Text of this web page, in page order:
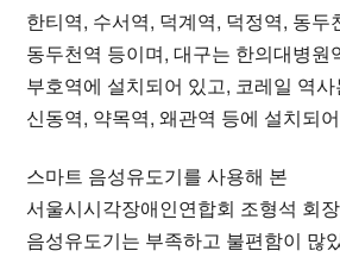
한티역, 수서역, 덕계역, 덕정역, 동두
동두천역 등이며, 대구는 한의대병원
부호역에 설치되어 있고, 코레일 역
신동역, 약목역, 왜관역 등에 설치되
스마트 음성유도기를 사용해 본
서울시시각장애인연합회 조형석 회
음성유도기는 부족하고 불편함이 많